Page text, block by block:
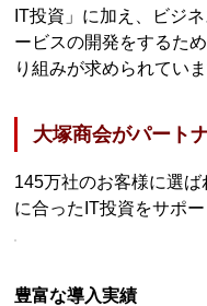
IT投資」に加え、ビジ
ービスの開発をするた
り組みが求められていま
大塚商会がパート
145万社のお客様に選
に合ったIT投資をサポー
豊富な導入実績